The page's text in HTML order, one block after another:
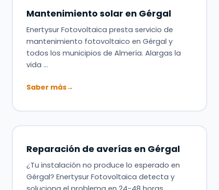
Mantenimiento solar en Gérgal
Enertysur Fotovoltaica presta servicio de
mantenimiento fotovoltaico en Gérgal y
todos los municipios de Almería. Alargas la
vida …
Saber más→
Reparación de averías en Gérgal
¿Tu instalación no produce lo esperado en
Gérgal? Enertysur Fotovoltaica detecta y